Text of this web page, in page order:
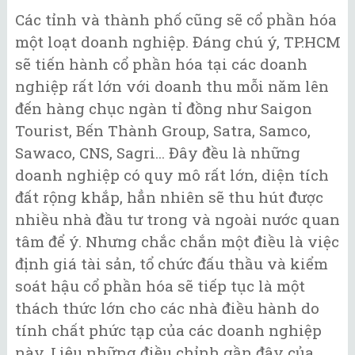
Các tỉnh và thành phố cũng sẽ cổ phần hóa
một loạt doanh nghiệp. Đáng chú ý, TP.HCM
sẽ tiến hành cổ phần hóa tại các doanh
nghiệp rất lớn với doanh thu mỗi năm lên
đến hàng chục ngàn tỉ đồng như Saigon
Tourist, Bến Thành Group, Satra, Samco,
Sawaco, CNS, Sagri... Đây đều là những
doanh nghiệp có quy mô rất lớn, diện tích
đất rộng khắp, hẳn nhiên sẽ thu hút được
nhiều nhà đầu tư trong và ngoài nước quan
tâm để ý. Nhưng chắc chắn một điều là việc
định giá tài sản, tổ chức đấu thầu và kiểm
soát hậu cổ phần hóa sẽ tiếp tục là một
thách thức lớn cho các nhà điều hành do
tính chất phức tạp của các doanh nghiệp